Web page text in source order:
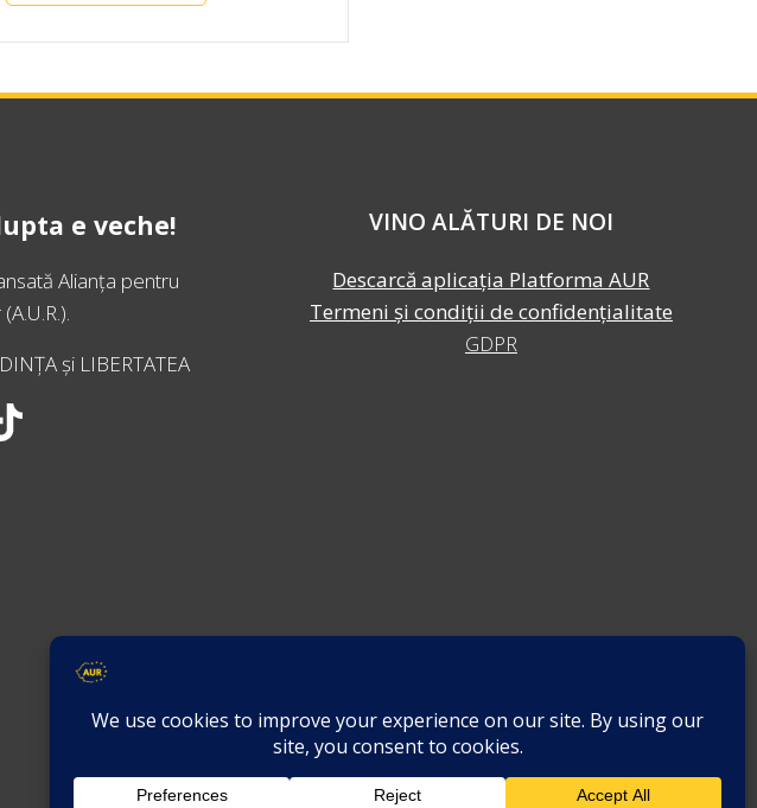
e veche!
Alianța pentru
(A.U.R.).
și LIBERTATEA
VINO ALĂTURI DE NOI
Descarcă aplicația Platforma AUR
Termeni și condiții de confidențialitate
GDPR